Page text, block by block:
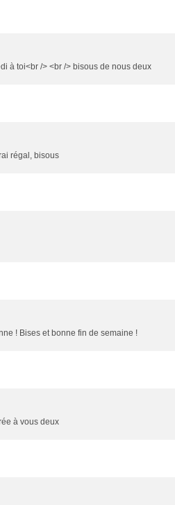
à toi<br /> <br /> bisous de nous deux
régal, bisous
! Bises et bonne fin de semaine !
à vous deux